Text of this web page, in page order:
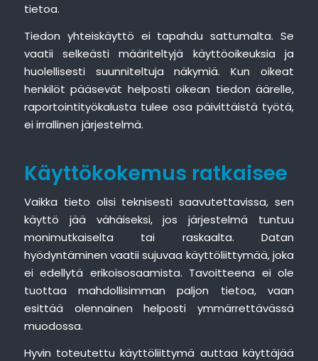
tietoa.
Tiedon yhteiskäyttö ei tapahdu sattumalta. Se
vaatii selkeästi määriteltyjä käyttöoikeuksia ja
huolellisesti suunniteltuja näkymiä. Kun oikeat
henkilöt pääsevät helposti oikean tiedon äärelle,
raportointityökalusta tulee osa päivittäistä työtä,
ei irrallinen järjestelmä.
Käyttökokemus ratkaisee
Vaikka tieto olisi teknisesti saavutettavissa, sen
käyttö jää vähäiseksi, jos järjestelmä tuntuu
monimutkaiselta tai raskaalta. Datan
hyödyntäminen vaatii sujuvaa käyttöliittymää, joka
ei edellytä erikoisosaamista. Tavoitteena ei ole
tuottaa mahdollisimman paljon tietoa, vaan
esittää olennainen helposti ymmärrettävässä
muodossa.
Hyvin toteutettu käyttöliittymä auttaa käyttäjää